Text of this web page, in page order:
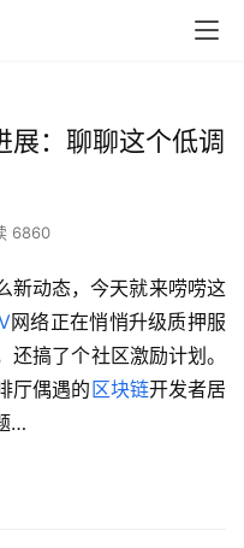
展：聊聊这个低调
6860
新动态，今天就来唠唠这
网络正在悄悄升级质押服
搞了个社区激励计划。
厅偶遇的 区块链开发者居
…